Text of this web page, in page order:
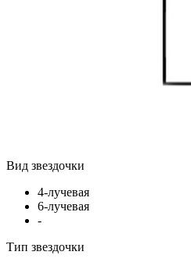
Вид звездочки
4-лучевая
6-лучевая
-
Тип звездочки